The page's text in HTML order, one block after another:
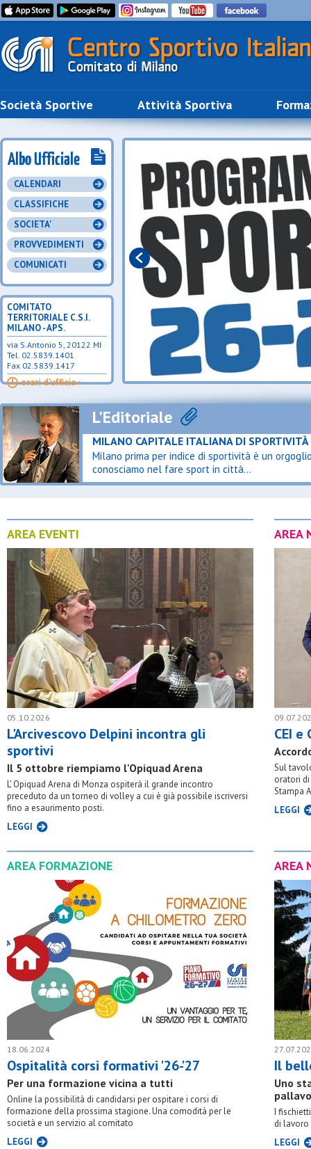
Società Sportive Attività Sportiva
CALENDARI
CLASSIFICHE
SOCIETA'
PROVVEDIMENTI
COMUNICATI
COMITATO
TERRITORIALE C.S.I.
MILANO - APS.
via S.Antonio 5, 20122 MI
Tel. 02.5839.1401
Fax 02.5839.1417
orari d’ufficio ›
L'Editoriale
MILANO CAPITALE ITALIANA DI SPORTIVITÀ
Milano prima per indice di sportività è un
conosciamo nel fare sport in città...
AREA EVENTI
05.10.2026
L'Arcivescovo Delpini incontra gli
sportivi
Il 5 ottobre riempiamo l'Opiquad Arena
L' Opiquad Arena di Monza ospiterà il grande incontro
preceduto da un torneo di volley a cui è già possibile iscriversi
fino a esaurimento posti.
LEGGI
AREA
CEI
Sul
oratori
Stampa
LEGGI
AREA FORMAZIONE
18.06.2024
Ospitalità corsi formativi '26-'27
Per una formazione vicina a tutti
Online la possibilità di candidarsi per ospitare i corsi di
formazione della prossima stagione. Una comodità per le
società e un servizio al comitato
LEGGI
AREA
Il
Uno
I
di lavoro
LEGGI